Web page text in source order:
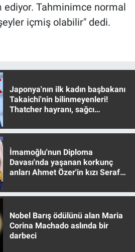
ediyor. Tahminimce normal
içmiş olabilir" dedi.
Japonya'nın ilk kadın başbakanı
Takaichi'nin bilinmeyenleri!
Thatcher hayranı, sağcı
İmamoğlu'nun Diploma
Davası'nda yaşanan korkunç
anları Ahmet Özer'in kızı Seraf
Nobel Barış ödülünü alan Maria
Corina Machado aslında bir
darbeci